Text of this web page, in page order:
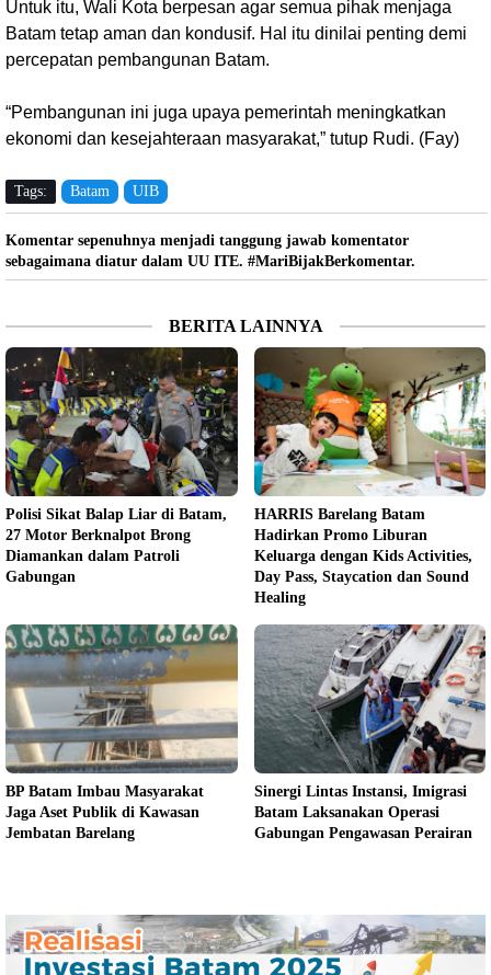
Untuk itu, Wali Kota berpesan agar semua pihak menjaga
Batam tetap aman dan kondusif. Hal itu dinilai penting demi
percepatan pembangunan Batam.
“Pembangunan ini juga upaya pemerintah meningkatkan
ekonomi dan kesejahteraan masyarakat,” tutup Rudi. (Fay)
Tags: Batam UIB
Komentar sepenuhnya menjadi tanggung jawab komentator
sebagaimana diatur dalam UU ITE. #MariBijakBerkomentar.
BERITA LAINNYA
Polisi Sikat Balap Liar di Batam,
27 Motor Berknalpot Brong
Diamankan dalam Patroli
Gabungan
HARRIS Barelang Batam
Hadirkan Promo Liburan
Keluarga dengan Kids Activities,
Day Pass, Staycation dan Sound
Healing
BP Batam Imbau Masyarakat
Jaga Aset Publik di Kawasan
Jembatan Barelang
Sinergi Lintas Instansi, Imigrasi
Batam Laksanakan Operasi
Gabungan Pengawasan Perairan